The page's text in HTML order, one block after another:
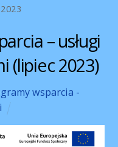
– usługi
(lipiec 2023)
wsparcia -